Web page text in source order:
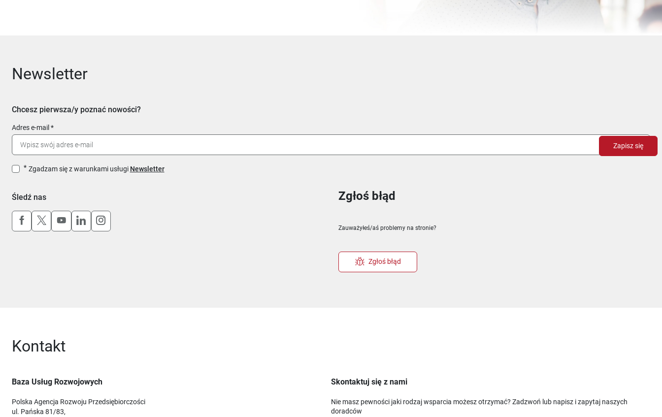
Newsletter
Chcesz pierwsza/y poznać nowości?
Adres e-mail
Zgadzam się z warunkami usługi Newsletter
Zapisz się
Śledź nas
Uwaga, link otworzy się w nowym oknie
Uwaga, link otworzy się w nowym oknie
Uwaga, link otworzy się w nowym oknie
Uwaga, link otworzy się w nowym oknie
Uwaga, link otworzy się w nowym oknie
Zgłoś błąd
Zauważyłeś/aś problemy na stronie?
Zgłoś błąd
Kontakt
Baza Usług Rozwojowych
Polska Agencja Rozwoju Przedsiębiorczości
ul. Pańska 81/83,
Skontaktuj się z nami
Nie masz pewności jaki rodzaj wsparcia możesz otrzymać? Zadzwoń lub napisz i zapytaj naszych
doradców